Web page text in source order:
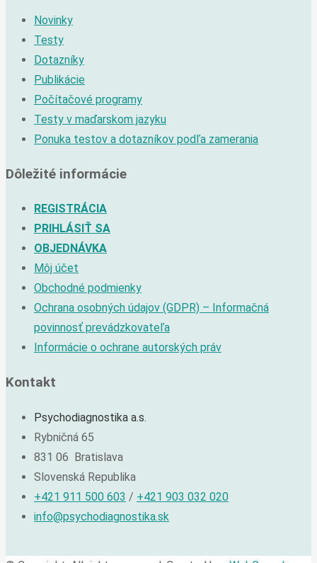
Novinky
Testy
Dotazníky
Publikácie
Počítačové programy
Testy v maďarskom jazyku
Ponuka testov a dotazníkov podľa zamerania
Dôležité informácie
REGISTRÁCIA
PRIHLÁSIŤ SA
OBJEDNÁVKA
Môj účet
Obchodné podmienky
Ochrana osobných údajov (GDPR) – Informačná
povinnosť prevádzkovateľa
Informácie o ochrane autorských práv
Kontakt
Psychodiagnostika a.s.
Rybničná 65
831 06 Bratislava
Slovenská Republika
+421 911 500 603 / +421 903 032 020
info@psychodiagnostika.sk